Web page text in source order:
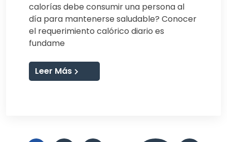
calorías debe consumir una persona al
día para mantenerse saludable? Conocer
el requerimiento calórico diario es
fundame
Leer Más